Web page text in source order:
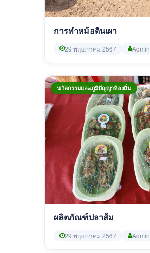
การทำหม้อดินเผา
29 พฤษภาคม 2567 Admin_
นวัตกรรมและภูมิปัญญาท้องถิ่น
ผลิตภัณฑ์ปลาส้ม
29 พฤษภาคม 2567 Admin_